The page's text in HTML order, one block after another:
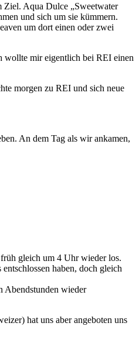
Ziel. Aqua Dulce „Sweetwater
und sich um sie kümmern.
um dort einen oder zwei
wollte mir eigentlich bei REI einen
morgen zu REI und sich neue
An dem Tag als wir ankamen,
gleich um 4 Uhr wieder los.
haben, doch gleich
Abendstunden wieder
hat uns aber angeboten uns